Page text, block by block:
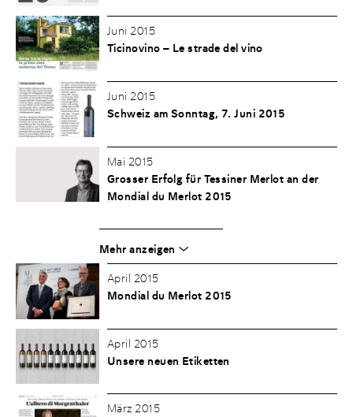
Juni 2015
Ticinovino – Le strade del vino
Juni 2015
Schweiz am Sonntag, 7. Juni 2015
Mai 2015
Grosser Erfolg für Tessiner Merlot an der
Mondial du Merlot 2015
Mehr anzeigen
April 2015
Mondial du Merlot 2015
April 2015
Unsere neuen Etiketten
März 2015